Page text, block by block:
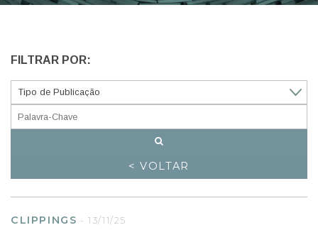
FILTRAR POR:
< VOLTAR
CLIPPINGS -13/11/25